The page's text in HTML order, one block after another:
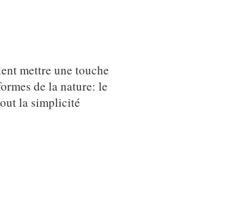
mettre une touche
de la nature: le
la simplicité